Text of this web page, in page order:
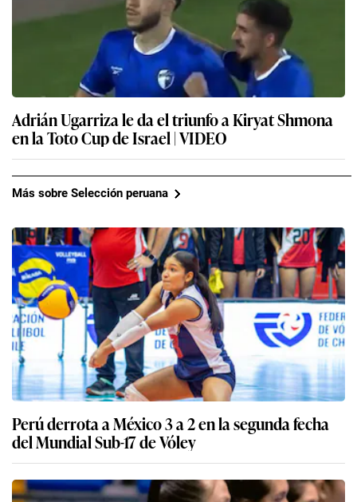
Adrián Ugarriza le da el triunfo a Kiryat Shmona
en la Toto Cup de Israel | VIDEO
Más sobre Selección peruana
Perú derrota a México 3 a 2 en la segunda fecha
del Mundial Sub-17 de Vóley